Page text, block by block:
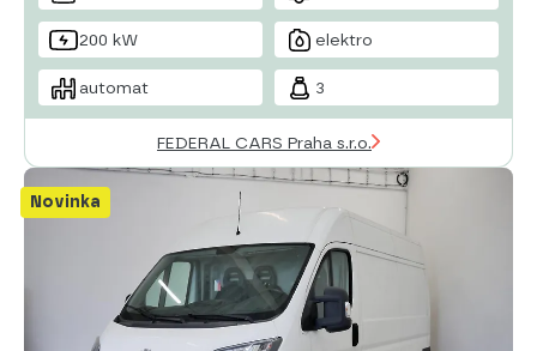
zadní
200 kW elektro
automat 3
FEDERAL CARS Praha s.r.o.
Novinka